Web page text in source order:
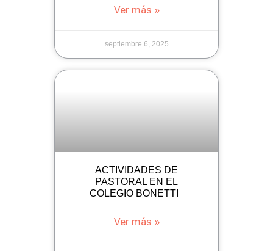
Ver más »
septiembre 6, 2025
ACTIVIDADES DE
PASTORAL EN EL
COLEGIO BONETTI
Ver más »